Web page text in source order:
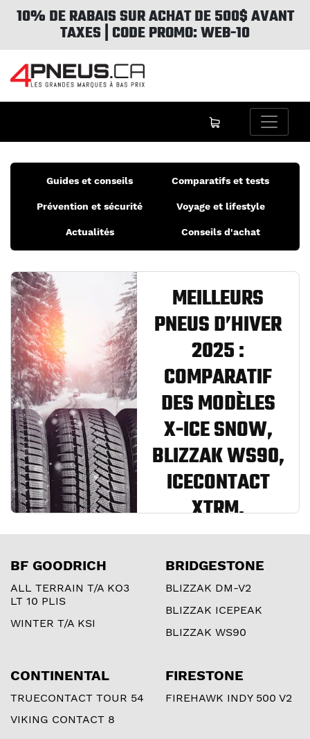
10% DE RABAIS SUR ACHAT DE 500$ AVANT
TAXES | CODE PROMO: WEB-10
Guides et conseils Comparatifs et tests
Prévention et sécurité Voyage et lifestyle
Actualités Conseils d'achat
MEILLEURS
PNEUS D’HIVER
2025 :
COMPARATIF
DES MODÈLES
X-ICE SNOW,
BLIZZAK WS90,
ICECONTACT
XTRM,
VIKINGCONTACT
8, ICE FRICTION
L’hiver arrive?
Découvre notre
meilleurs pneus
Québec. Trouve celui
adhérence et
BF GOODRICH
ALL TERRAIN T/A KO3
LT 10 PLIS
WINTER T/A KSI
BRIDGESTONE
BLIZZAK DM-V2
BLIZZAK ICEPEAK
BLIZZAK WS90
CONTINENTAL
TRUECONTACT TOUR 54
VIKING CONTACT 8
FIRESTONE
FIREHAWK INDY 500 V2